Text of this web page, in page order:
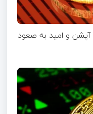
آپشن‌ و امید به صعود